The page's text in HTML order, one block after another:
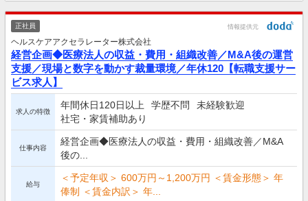
正社員 情報提供元
ヘルスケアアクセラレーター株式会社
経営企画◆医療法人の収益・費用・組織改善／M&A後の運営
支援／現場と数字を動かす裁量環境／年休120【転職支援サー
ビス求人】
求人の特徴
年間休日120日以上 学歴不問
未経験歓迎
社宅・家賃補助あり
仕事内容
経営企画◆医療法人の収益・費用・組織改善／M&A
後の...
給与
＜予定年収＞ 600万円～1,200万円 ＜賃金形態＞ 年
俸制 ＜賃金内訳＞ 年...